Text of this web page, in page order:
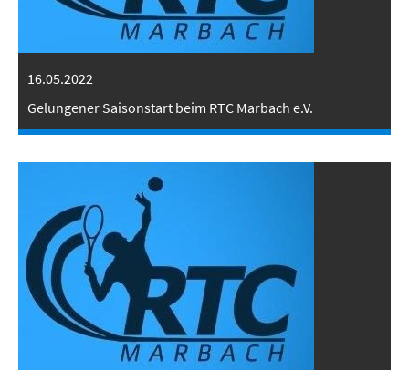
16.05.2022
Gelungener Saisonstart beim RTC Marbach e.V.